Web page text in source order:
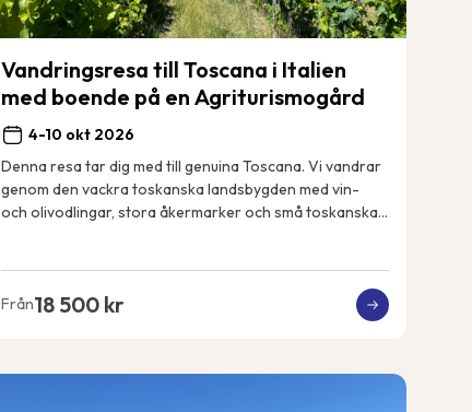
Vandringsresa till Toscana i Italien
med boende på en Agriturismogård
4-10 okt 2026
Denna resa tar dig med till genuina Toscana. Vi vandrar
genom den vackra toskanska landsbygden med vin-
och olivodlingar, stora åkermarker och små toskanska
Från18 500 kr